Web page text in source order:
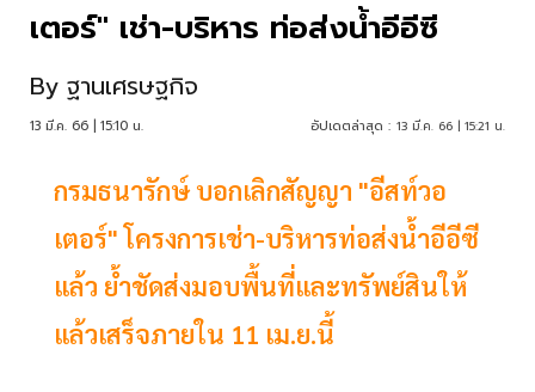
เตอร์" เช่า-บริหาร ท่อส่งน้ำอีอีซี
By ฐานเศรษฐกิจ
13 มี.ค. 66 | 15:10 น. อัปเดตล่าสุด : 13 มี.ค. 66 | 15:21 น.
กรมธนารักษ์ บอกเลิกสัญญา "อีสท์วอ
เตอร์" โครงการเช่า-บริหารท่อส่งน้ำอีอีซี
แล้ว ย้ำชัดส่งมอบพื้นที่และทรัพย์สินให้
แล้วเสร็จภายใน 11 เม.ย.นี้